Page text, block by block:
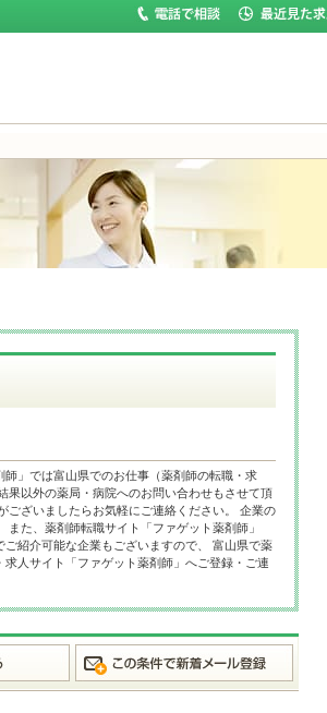
」では富山県でのお仕事（薬剤師の転職・求
果以外の薬局・病院へのお問い合わせもさせて頂
ございましたらお気軽にご連絡ください。 企業の
た、薬剤師転職サイト「ファゲット薬剤師」
紹介可能な企業もございますので、 富山県で薬
人サイト「ファゲット薬剤師」へご登録・ご連